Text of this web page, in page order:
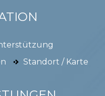
Standort / Karte